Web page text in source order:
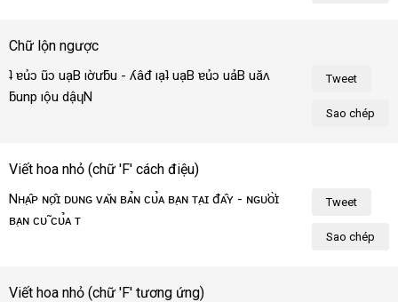
Chữ lộn ngược
Tweet
Sao chép
¡ıôʇ ɐủɔ ũɔ uạB ıờưƃu - ʎâđ ıạʇ uạB ɐủɔ uảB uăʌ
ƃunp ıộu dậɥN
Viết hoa nhỏ (chữ 'F' cách điệu)
Tweet
Sao chép
Nʜᴀ̣̂ᴘ ɴᴏ̣̂ɪ ᴅᴜɴɢ ᴠᴀ̆ɴ ʙᴀ̉ɴ ᴄᴜ̉ᴀ ʙᴀ̣ɴ ᴛᴀ̣ɪ đᴀ̂ʏ - ɴɢᴜ̛ᴏ̛̀ɪ
ʙᴀ̣ɴ ᴄᴜ̃ ᴄᴜ̉ᴀ ᴛᴏ̂ɪ!
Viết hoa nhỏ (chữ 'F' tương ứng)